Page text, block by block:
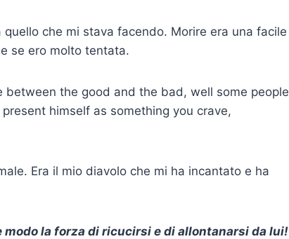
che mi stava facendo. Morire era una facile
se ero molto tentata.
the good and the bad, well some people
himself as something you crave,
Era il mio diavolo che mi ha incantato e ha
la forza di ricucirsi e di allontanarsi da lui!